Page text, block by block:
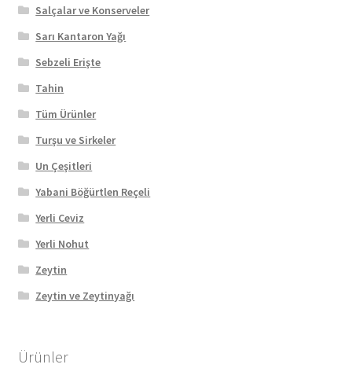
Salçalar ve Konserveler
Sarı Kantaron Yağı
Sebzeli Erişte
Tahin
Tüm Ürünler
Turşu ve Sirkeler
Un Çeşitleri
Yabani Böğürtlen Reçeli
Yerli Ceviz
Yerli Nohut
Zeytin
Zeytin ve Zeytinyağı
Ürünler